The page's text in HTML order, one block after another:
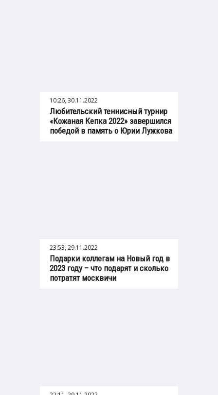
10:26, 30.11.2022
Любительский теннисный турнир
«Кожаная Кепка 2022» завершился
победой в память о Юрии Лужкова
23:53, 29.11.2022
Подарки коллегам на Новый год в
2023 году – что подарят и сколько
потратят москвичи